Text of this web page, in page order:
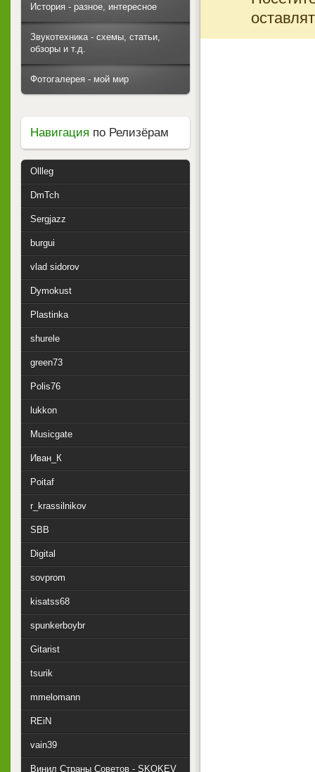
История - разное, интересное
Звукотехника - схемы, статьи,
обзоры и т.д.
Фотогалерея - мой мир
Навигация по Релизёрам
Ollleg
DmTch
Sergjazz
burgui
vlad sidorov
Dymokust
Plastinka
shurele
green73
Polis76
lukkon
Musicgate
Иван_К
Poitaf
r_krassilnikov
SBB
Digital
sovprom
kisatss68
spunkerboybr
Gitarist
tsurik
mmelomann
REiN
vain39
Винил Страны Советов - SKOKEV